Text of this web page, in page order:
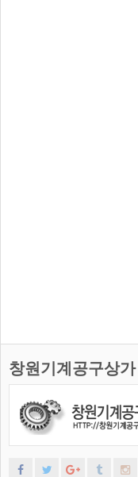
창원기계공구상가